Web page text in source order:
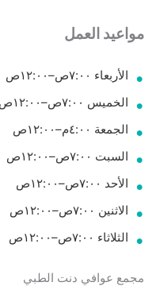
مواعيد العمل
الأربعاء ٧:٠٠ص–١٢:٠٠ص
الخميس ٧:٠٠ص–١٢:٠٠ص
الجمعة ٤:٠٠م–١٢:٠٠ص
السبت ٧:٠٠ص–١٢:٠٠ص
الأحد ٧:٠٠ص–١٢:٠٠ص
الاثنين ٧:٠٠ص–١٢:٠٠ص
الثلاثاء ٧:٠٠ص–١٢:٠٠ص
مجمع عوافي دنت الطبي